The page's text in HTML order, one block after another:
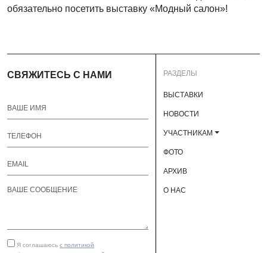
обязательно посетить выставку «Модный салон»!
СВЯЖИТЕСЬ С НАМИ
Я соглашаюсь с политикой
РАЗДЕЛЫ
ВЫСТАВКИ
НОВОСТИ
УЧАСТНИКАМ
ФОТО
АРХИВ
О НАС